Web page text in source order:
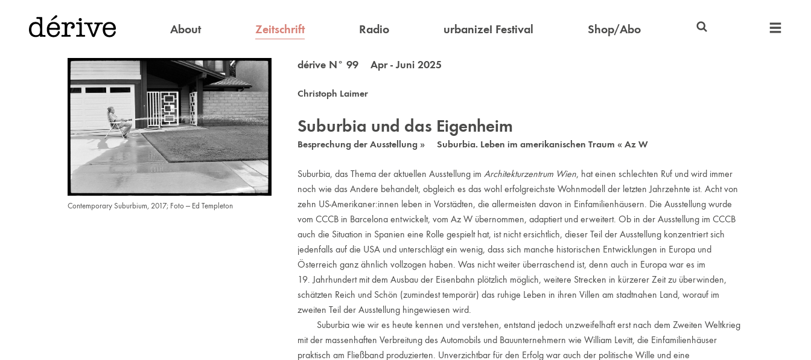
About Zeitschrift Radio urbanize! Festival Shop/Abo
Contemporary Suburbium, 2017; Foto — Ed Templeton
dérive N° 99 Apr - Juni 2025
Christoph Laimer
Suburbia und das Eigenheim
Besprechung der Ausstellung » Suburbia. Leben im amerikanischen Traum « Az W
Suburbia, das Thema der aktuellen Ausstellung im Architekturzentrum Wien, hat einen schlechten Ruf und wird immer
noch wie das Andere behandelt, obgleich es das wohl erfolgreichste Wohnmodell der letzten Jahrzehnte ist. Acht von
zehn US-Amerikaner:innen leben in Vorstädten, die allermeisten davon in Einfamilienhäusern. Die Ausstellung wurde
vom CCCB in Barcelona entwickelt, vom Az W übernommen, adaptiert und erweitert. Ob in der Ausstellung im CCCB
auch die Situation in Spanien eine Rolle gespielt hat, ist nicht ersichtlich, dieser Teil der Ausstellung konzentriert sich
jedenfalls auf die USA und unterschlägt ein wenig, dass sich manche historischen Entwicklungen in Europa und
Österreich ganz ähnlich vollzogen haben. Was nicht weiter überraschend ist, denn auch in Europa war es im
19. Jahrhundert mit dem Ausbau der Eisenbahn plötzlich möglich, weitere Strecken in kürzerer Zeit zu überwinden,
schätzten Reich und Schön (zumindest temporär) das ruhige Leben in ihren Villen am stadtnahen Land, worauf im
zweiten Teil der Ausstellung hingewiesen wird.
Suburbia wie wir es heute kennen und verstehen, entstand jedoch unzweifelhaft erst nach dem Zweiten Weltkrieg
mit der massenhaften Verbreitung des Automobils und Bauunternehmern wie William Levitt, die Einfamilienhäuser
praktisch am Fließband produzierten. Unverzichtbar für den Erfolg war auch der politische Wille und eine